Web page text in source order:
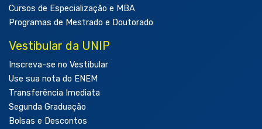
Cursos de Especialização e MBA
Programas de Mestrado e Doutorado
Vestibular da UNIP
Inscreva-se no Vestibular
Use sua nota do ENEM
Transferência Imediata
Segunda Graduação
Bolsas e Descontos